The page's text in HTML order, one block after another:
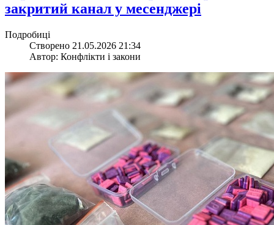
закритий канал у месенджері
Подробиці
Створено 21.05.2026 21:34
Автор: Конфлікти і закони